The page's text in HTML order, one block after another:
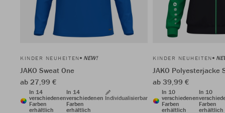
KINDER NEUHEITEN NEW!
JAKO Sweat One
ab 27,99 €
In 14
verschiedenen
Farben
erhältlich
In 14
verschiedenen
Farben
erhältlich
Individualisierbar
KINDER NEUHEITEN
JAKO Polyesterjacke
ab 39,99 €
In 10
verschiedenen
Farben
erhältlich
In 10
Farben
erhältlich